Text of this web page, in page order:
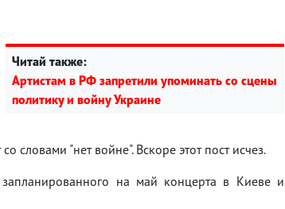
Читай также:
Артистам в РФ запретили упоминать со сцены
политику и войну Украине
словами "нет войне". Вскоре этот пост исчез.
на май концерта в Киеве и